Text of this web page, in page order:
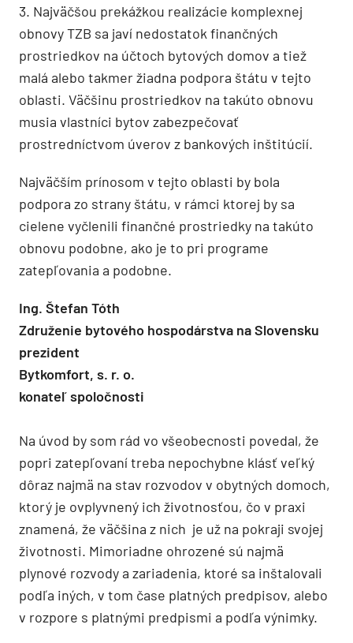
3. Najväčšou prekážkou realizácie komplexnej
obnovy TZB sa javí nedostatok finančných
prostriedkov na účtoch bytových domov a tiež
malá alebo takmer žiadna podpora štátu v tejto
oblasti. Väčšinu prostriedkov na takúto obnovu
musia vlastníci bytov zabezpečovať
prostredníctvom úverov z bankových inštitúcií.
Najväčším prínosom v tejto oblasti by bola
podpora zo strany štátu, v rámci ktorej by sa
cielene vyčlenili finančné prostriedky na takúto
obnovu podobne, ako je to pri programe
zatepľovania a podobne.
Ing. Štefan Tóth
Združenie bytového hospodárstva na Slovensku
prezident
Bytkomfort, s. r. o.
konateľ spoločnosti
Na úvod by som rád vo všeobecnosti povedal, že
popri zatepľovaní treba nepochybne klásť veľký
dôraz najmä na stav rozvodov v obytných domoch,
ktorý je ovplyvnený ich životnosťou, čo v praxi
znamená, že väčšina z nich je už na pokraji svojej
životnosti. Mimoriadne ohrozené sú najmä
plynové rozvody a zariadenia, ktoré sa inštalovali
podľa iných, v tom čase platných predpisov, alebo
v rozpore s platnými predpismi a podľa výnimky.